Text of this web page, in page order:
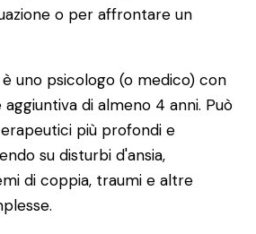
o per affrontare un
è uno psicologo (o medico) con
aggiuntiva di almeno 4 anni. Può
più profondi e
su disturbi d'ansia,
di coppia, traumi e altre